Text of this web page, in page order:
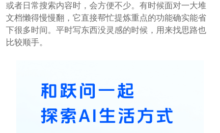
或者日常搜索内容时，会方便不少。有时候面对一大堆
文档懒得慢慢翻，它直接帮忙提炼重点的功能确实能省
下很多时间。平时写东西没灵感的时候，用来找思路也
比较顺手。